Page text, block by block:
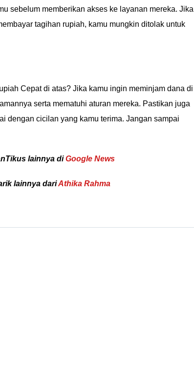
sebelum memberikan akses ke layanan mereka. Jika
tagihan rupiah, kamu mungkin ditolak untuk
Cepat di atas? Jika kamu ingin meminjam dana di
serta mematuhi aturan mereka. Pastikan juga
dengan cicilan yang kamu terima. Jangan sampai
lainnya diGoogle News
lainnya dariAthika Rahma